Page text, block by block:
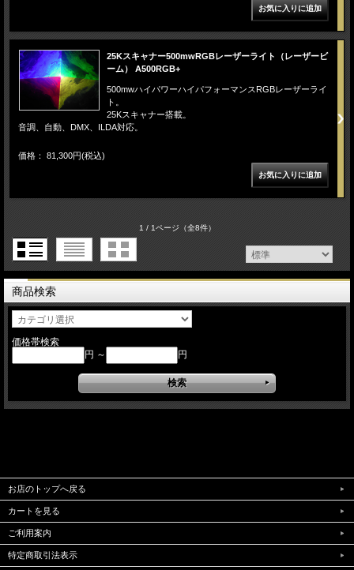
25Kスキャナー500mwRGBレーザーライト（レーザービ
ーム） A500RGB+
500mwハイパワーハイパフォーマンスRGBレーザーライ
ト。
25Kスキャナー搭載。
音調、自動、DMX、ILDA対応。
価格： 81,300円(税込)
1 / 1ページ（全8件）
商品検索
価格帯検索
円 ～
円
お店のトップへ戻る
カートを見る
ご利用案内
特定商取引法表示